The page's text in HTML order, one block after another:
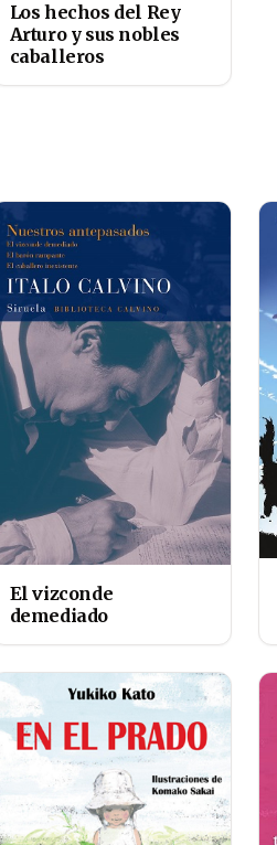
Los hechos del Rey
Arturo y sus nobles
caballeros
El vizconde
demediado